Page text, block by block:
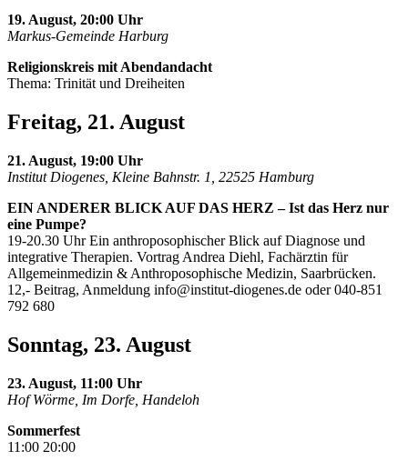
19. August, 20:00 Uhr
Markus-Gemeinde Harburg
Religionskreis mit Abendandacht
Thema: Trinität und Dreiheiten
Freitag, 21. August
21. August, 19:00 Uhr
Institut Diogenes, Kleine Bahnstr. 1, 22525 Hamburg
EIN ANDERER BLICK AUF DAS HERZ – Ist das Herz nur
eine Pumpe?
19-20.30 Uhr Ein anthroposophischer Blick auf Diagnose und
integrative Therapien. Vortrag Andrea Diehl, Fachärztin für
Allgemeinmedizin & Anthroposophische Medizin, Saarbrücken.
12,- Beitrag, Anmeldung info@institut-diogenes.de oder 040-851
792 680
Sonntag, 23. August
23. August, 11:00 Uhr
Hof Wörme, Im Dorfe, Handeloh
Sommerfest
11:00 20:00